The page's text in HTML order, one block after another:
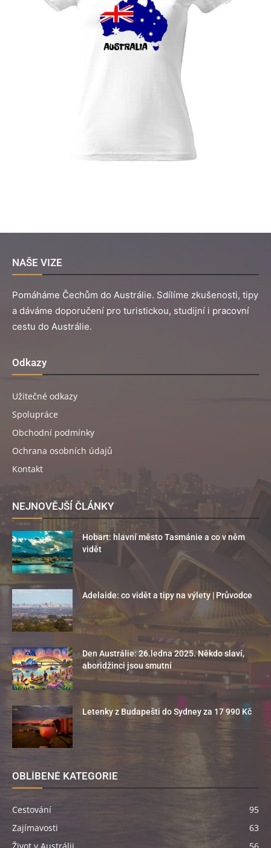
NAŠE VIZE
Pomáháme Čechům do Austrálie. Sdílíme zkušenosti, tipy
a dáváme doporučení pro turistickou, studijní i pracovní
cestu do Austrálie.
Odkazy
Užitečné odkazy
Spolupráce
Obchodní podmínky
Ochrana osobních údajů
Kontakt
NEJNOVĚJŠÍ ČLÁNKY
Hobart: hlavní město Tasmánie a co v něm
vidět
Adelaide: co vidět a tipy na výlety | Průvodce
Den Austrálie: 26.ledna 2025. Někdo slaví,
aboridžinci jsou smutní
Letenky z Budapešti do Sydney za 17 990 Kč
OBLÍBENÉ KATEGORIE
Cestování
95
Zajímavosti
63